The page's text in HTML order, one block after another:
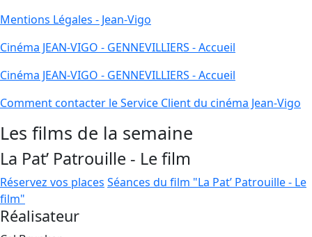
Mentions Légales - Jean-Vigo
Cinéma JEAN-VIGO - GENNEVILLIERS - Accueil
Cinéma JEAN-VIGO - GENNEVILLIERS - Accueil
Comment contacter le Service Client du cinéma Jean-Vigo
Les films de la semaine
La Pat’ Patrouille - Le film
Réservez vos places Séances du film "La Pat’ Patrouille - Le
film"
Réalisateur